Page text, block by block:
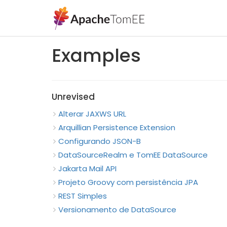
Examples
Unrevised
Alterar JAXWS URL
Arquillian Persistence Extension
Configurando JSON-B
DataSourceRealm e TomEE DataSource
Jakarta Mail API
Projeto Groovy com persistência JPA
REST Simples
Versionamento de DataSource